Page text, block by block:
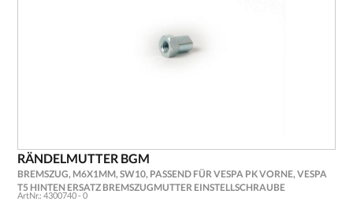
RÄNDELMUTTER BGM
BREMSZUG, M6X1MM, SW10, PASSEND FÜR VESPA PK VORNE, VESPA
T5 HINTEN ERSATZ BREMSZUGMUTTER EINSTELLSCHRAUBE
ArtNr.: 4300740 - 0